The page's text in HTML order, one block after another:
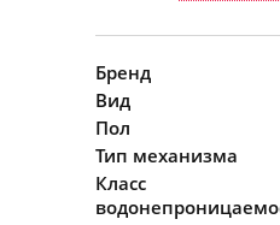
Бренд
Вид
Пол
Тип механизма
Класс